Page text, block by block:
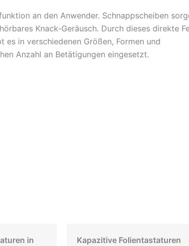
an den Anwender. Schnappscheiben
Knack-Geräusch. Durch dieses direkte
in verschiedenen Größen, Formen und
Anzahl an Betätigungen eingesetzt.
in
Kapazitive Folientastaturen